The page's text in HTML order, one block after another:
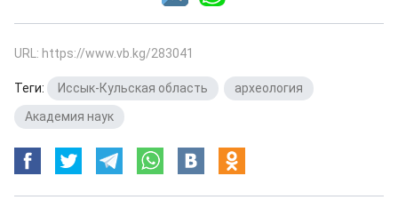
URL: https://www.vb.kg/283041
Теги: Иссык-Кульская область археология
Академия наук